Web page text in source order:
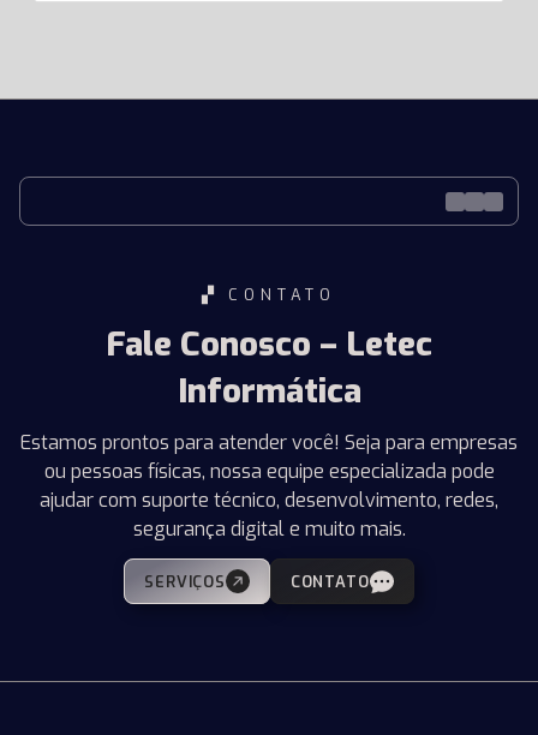
▞ CONTATO
Fale Conosco – Letec
Informática
Estamos prontos para atender você! Seja para empresas
ou pessoas físicas, nossa equipe especializada pode
ajudar com suporte técnico, desenvolvimento, redes,
segurança digital e muito mais.
SERVIÇOS CONTATO